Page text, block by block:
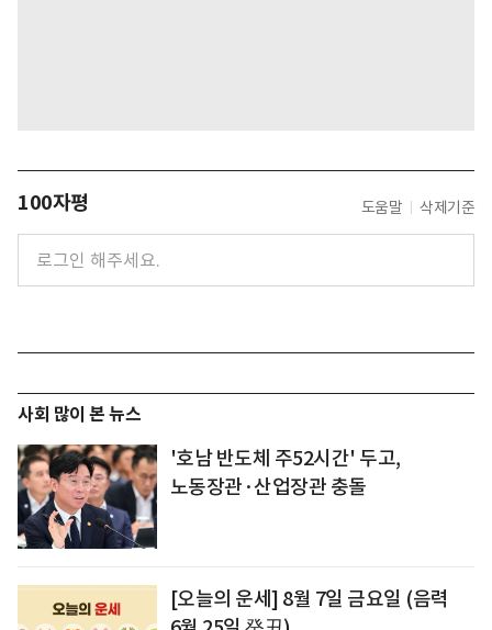
100자평 도움말 삭제기준
사회 많이 본 뉴스
'호남 반도체 주52시간' 두고,
노동장관·산업장관 충돌
[오늘의 운세] 8월 7일 금요일 (음력